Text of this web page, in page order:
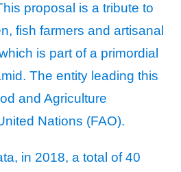
proposal is a tribute to
fish farmers and artisanal
is part of a primordial
The entity leading this
and Agriculture
Nations (FAO).
in 2018, a total of 40